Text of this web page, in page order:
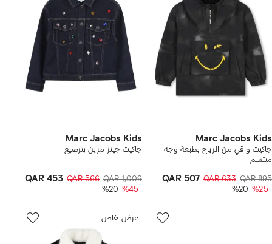
Marc Jacobs Kids
جاكيت واقي من الرياح بطبعة وجه
مبتسم
QAR 895
QAR 633
QAR 507
-%25
-%20
Marc Jacobs Kids
جاكيت جينز مزين بترصيع
QAR 1,009
QAR 566
QAR 453
-%45
-%20
عرض خاص